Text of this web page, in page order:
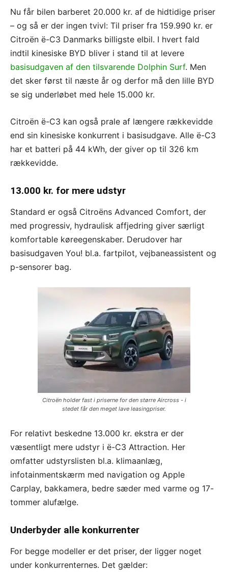
Nu får bilen barberet 20.000 kr. af de hidtidige priser
– og så er der ingen tvivl: Til priser fra 159.990 kr. er
Citroën ë-C3 Danmarks billigste elbil. I hvert fald
indtil kinesiske BYD bliver i stand til at levere
basisudgaven af den tilsvarende Dolphin Surf. Men
det sker først til næste år og derfor må den lille BYD
se sig underløbet med hele 15.000 kr.
Citroën ë-C3 kan også prale af længere rækkevidde
end sin kinesiske konkurrent i basisudgave. Alle ë-C3
har et batteri på 44 kWh, der giver op til 326 km
rækkevidde.
13.000 kr. for mere udstyr
Standard er også Citroëns Advanced Comfort, der
med progressiv, hydraulisk affjedring giver særligt
komfortable køreegenskaber. Derudover har
basisudgaven You! bl.a. fartpilot, vejbaneassistent og
p-sensorer bag.
Citroën holder fast i priserne for den større Aircross - i
stedet får den meget lave leasingpriser.
For relativt beskedne 13.000 kr. ekstra er der
væsentligt mere udstyr i ë-C3 Attraction. Her
omfatter udstyrslisten bl.a. klimaanlæg,
infotainmentskærm med navigation og Apple
Carplay, bakkamera, bedre sæder med varme og 17-
tommer alufælge.
Underbyder alle konkurrenter
For begge modeller er det priser, der ligger noget
under konkurrenternes. Det gælder: